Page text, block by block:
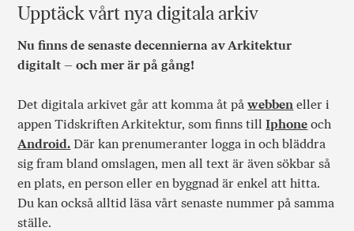
Upptäck vårt nya digitala arkiv
Nu finns de senaste decennierna av Arkitektur
digitalt – och mer är på gång!
Det digitala arkivet går att komma åt påwebben eller i
appen Tidskriften Arkitektur, som finns tillIphone och
Android. Där kan prenumeranter logga in och bläddra
sig fram bland omslagen, men all text är även sökbar så
en plats, en person eller en byggnad är enkel att hitta.
Du kan också alltid läsa vårt senaste nummer på samma
ställe.